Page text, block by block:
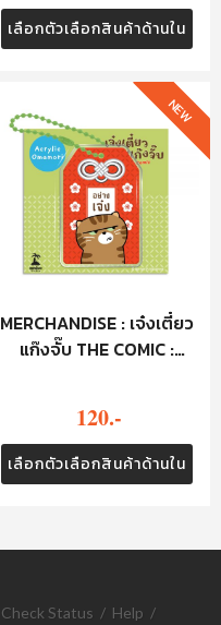
เลือกตัวเลือกสินค้าด้านใน
MERCHANDISE : เจ๋งเตี๋ยว
แก๊งจั๊บ THE COMIC :
120.-
เลือกตัวเลือกสินค้าด้านใน
NEW
Check Status / Help /